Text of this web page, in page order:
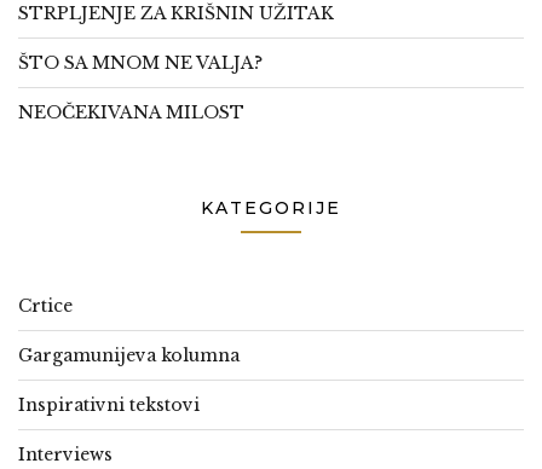
STRPLJENJE ZA KRIŠNIN UŽITAK
ŠTO SA MNOM NE VALJA?
NEOČEKIVANA MILOST
KATEGORIJE
Crtice
Gargamunijeva kolumna
Inspirativni tekstovi
Interviews